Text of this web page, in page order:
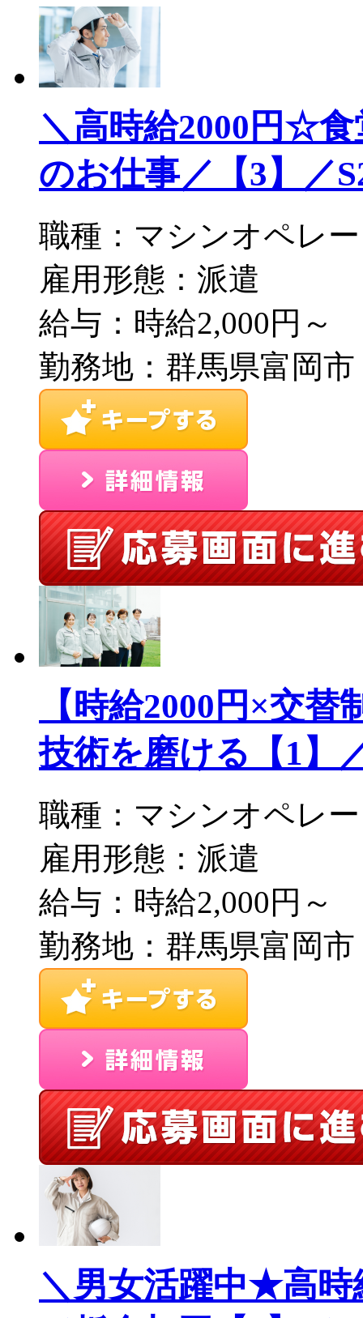
＼高時給2000円☆
のお仕事／【3】／
職種：マシンオペレ
雇用形態：派遣
給与：時給2,000円～
勤務地：群馬県富岡市
【時給2000円×交
技術を磨ける【1】
職種：マシンオペレ
雇用形態：派遣
給与：時給2,000円～
勤務地：群馬県富岡市
＼男女活躍中★高時